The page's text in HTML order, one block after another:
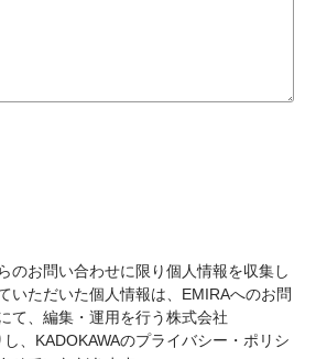
のお問い合わせに限り個人情報を収集し
いただいた個人情報は、EMIRAへのお問
て、編集・運用を行う株式会社
、KADOKAWAのプライバシー・ポリシ